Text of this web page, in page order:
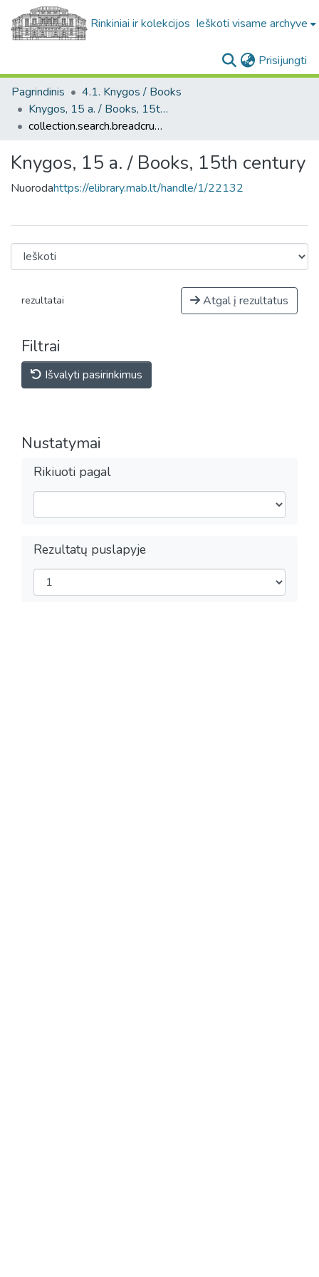
Rinkiniai ir kolekcijos Ieškoti visame archyve
Prisijungti
Pagrindinis
4.1. Knygos / Books
Knygos, 15 a. / Books, 15th century
collection.search.breadcrumbs
Knygos, 15 a. / Books, 15th century
Nuorodahttps://elibrary.mab.lt/handle/1/22132
rezultatai Atgal į rezultatus
Filtrai
Išvalyti pasirinkimus
Nustatymai
Rikiuoti pagal
Rezultatų puslapyje